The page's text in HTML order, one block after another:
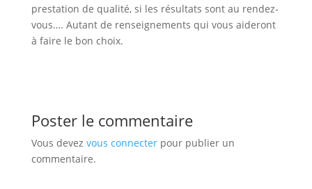
prestation de qualité, si les résultats sont au rendez-
vous…. Autant de renseignements qui vous aideront
à faire le bon choix.
Poster le commentaire
Vous devez vous connecterpour publier un
commentaire.